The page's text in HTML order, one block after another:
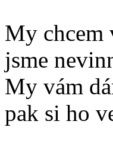
My chcem
jsme
My vám
pak si ho